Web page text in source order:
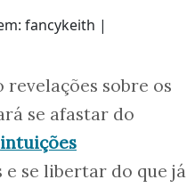
fancykeith |
sobre os
se afastar do
intuições
se libertar do que já